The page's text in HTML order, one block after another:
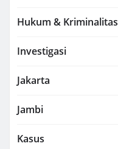
Hukum & Kriminalitas
Investigasi
Jakarta
Jambi
Kasus